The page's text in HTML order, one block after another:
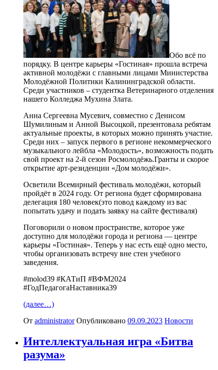
Обо всё по
порядку. В центре карьеры «Гостиная» прошла встреча
активной молодёжи с главными лицами Министерства
Молодёжной Политики Калининградской области.
Среди участников – студентка Ветеринарного отделения
нашего Колледжа Мухина Злата.
Анна Сергеевна Мусевич, совместно с Денисом
Шумилиным и Анной Высоцкой, презентовала ребятам
актуальные проекты, в которых можно принять участие.
Среди них – запуск первого в регионе некоммерческого
музыкального лейбла «Молодость», возможность подать
свой проект на 2-й сезон Росмолодёжь.Гранты и скорое
открытие арт-резиденции «Дом молодёжи».
Осветили Всемирный фестиваль молодёжи, который
пройдёт в 2024 году. От региона будет сформирована
делегация 180 человек(это повод каждому из вас
попытать удачу и подать заявку на сайте фестиваля)
Поговорили о новом пространстве, которое уже
доступно для молодёжи города и региона — центре
карьеры «Гостиная». Теперь у нас есть ещё одно место,
чтобы организовать встречу вне стен учебного
заведения.
#molod39 #КАТиП #ВФМ2024
#ГодПедагогаНаставника39
(далее…)
От administrator Опубликовано 09.09.2023 Новости
Интеллектуальная игра «Битва
разума»